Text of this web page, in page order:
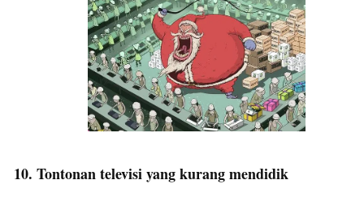
10. Tontonan televisi yang kurang mendidik